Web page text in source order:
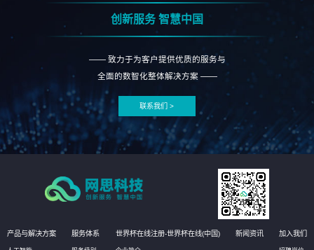
创新服务 智慧中国
—— 致力于为客户提供优质的服务与
全面的数智化整体解决方案 ——
联系我们 >
产品与解决方案 服务体系 世界杯在线注册-世界杯在线(中国) 新闻资讯 加入我们